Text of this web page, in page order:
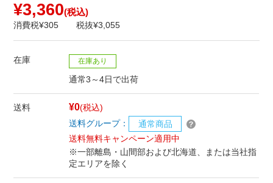
¥3,360(税込)
消費税¥305 税抜¥3,055
在庫 在庫あり
通常3～4日で出荷
送料 ¥0(税込)
送料グループ：
通常商品
送料無料キャンペーン適用中
※一部離島・山間部および北海道、または当社指
定エリアを除く